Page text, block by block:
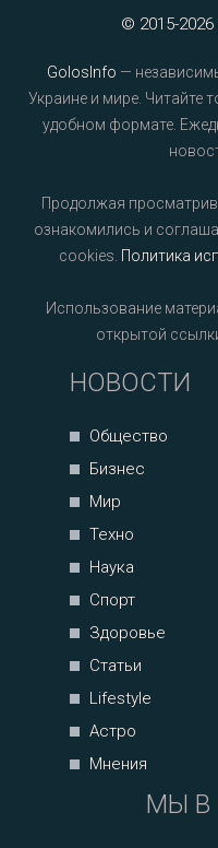
© 2015-
GolosInfo —
Украине и мире. Читайте
удобном формате.
Продолжая
ознакомились и
cookies. Политика
Использование
открытой
НОВОСТИ
Общество
Бизнес
Мир
Техно
Наука
Спорт
Здоровье
Статьи
Lifestyle
Астро
Мнения
МЫ В